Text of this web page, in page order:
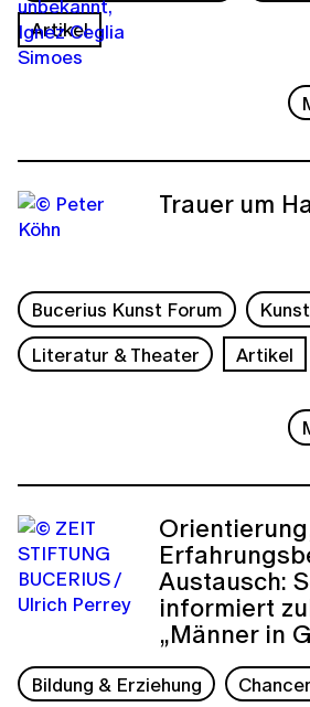
Artikel
Trauer um
Bucerius Kunst Forum
Literatur & Theater
Artikel
Austausch:
informiert
„Männer in
Bildung & Erziehung